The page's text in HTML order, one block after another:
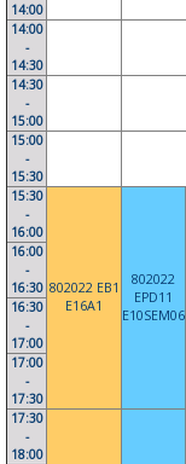
14:00
14:00
-
14:30
14:30
-
15:00
15:00
-
15:30
15:30
-
16:00
802022 EB1
E16A1
802022
EPD11
E10SEM06
16:00
-
16:30
16:30
-
17:00
17:00
-
17:30
17:30
-
18:00